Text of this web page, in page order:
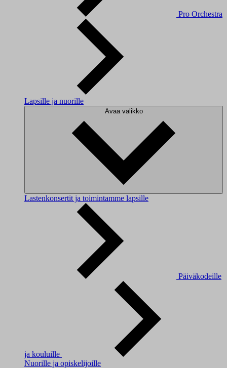
Pro Orchestra
Lapsille ja nuorille
Avaa valikko
Lastenkonsertit ja toimintamme lapsille
Päiväkodeille
ja kouluille
Nuorille ja opiskelijoille